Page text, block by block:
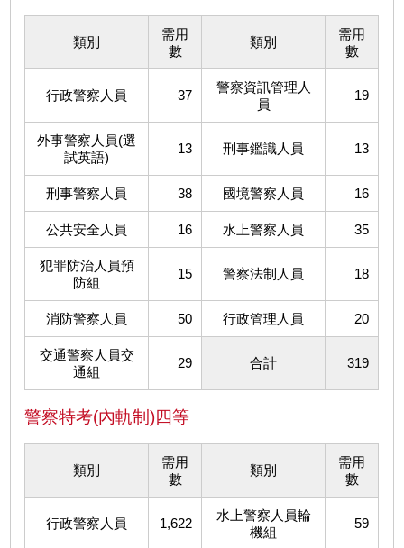
類別
需用
數
類別
需用
數
行政警察人員 37
警察資訊管理人
員
19
外事警察人員(選
試英語)
13 刑事鑑識人員 13
刑事警察人員 38 國境警察人員 16
公共安全人員 16 水上警察人員 35
犯罪防治人員預
防組
15 警察法制人員 18
消防警察人員 50 行政管理人員 20
交通警察人員交
通組
29 合計 319
警察特考(內軌制)四等
類別
需用
數
類別
需用
數
行政警察人員 1,622
水上警察人員輪
機組
59